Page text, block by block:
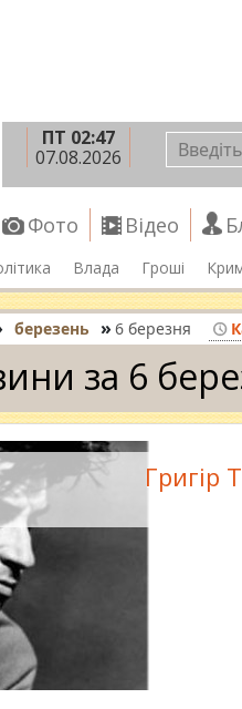
ПТ 02:47
07.08.2026
Фото Відео
Влада Гроші
березень » 6 березня
за 6
Григір